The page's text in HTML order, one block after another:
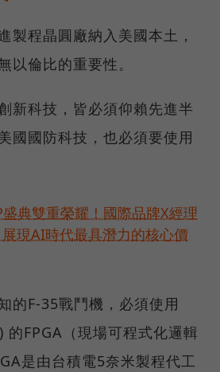
製程晶圓廠納入美國本土，
以倫比的重要性。
新科技，皆必須仰賴先進半
國國防科技，也必須要使用
典雙重榮耀！國際品牌X經理
現AI時代最具潛力的核心價
的F-35戰鬥機，必須使用
的FPGA（現場可程式化邏輯
是由台積電5奈米製程代工